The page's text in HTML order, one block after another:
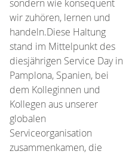
sondern wie konsequent
wir zuhören, lernen und
handeln.Diese Haltung
stand im Mittelpunkt des
diesjährigen Service Day in
Pamplona, Spanien, bei
dem Kolleginnen und
Kollegen aus unserer
globalen
Serviceorganisation
zusammenkamen, die